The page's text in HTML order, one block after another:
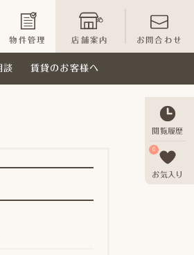
物件管理 店舗案内 お問合わせ
談 賃貸のお客様へ
閲覧履歴
0
お気入り